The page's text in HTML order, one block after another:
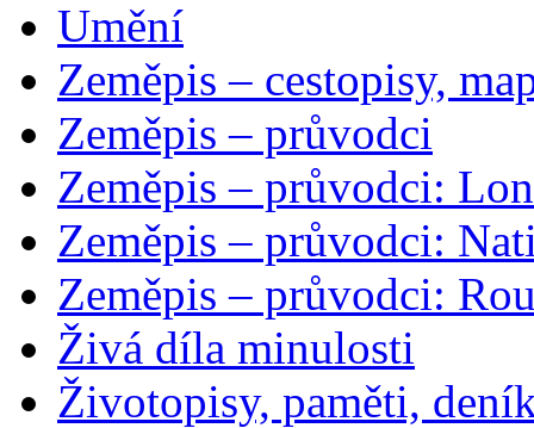
Umění
Zeměpis – cestopisy,
Zeměpis – průvodci
Zeměpis – průvodci:
Zeměpis – průvodci:
Zeměpis – průvodci:
Živá díla minulosti
Životopisy, paměti,